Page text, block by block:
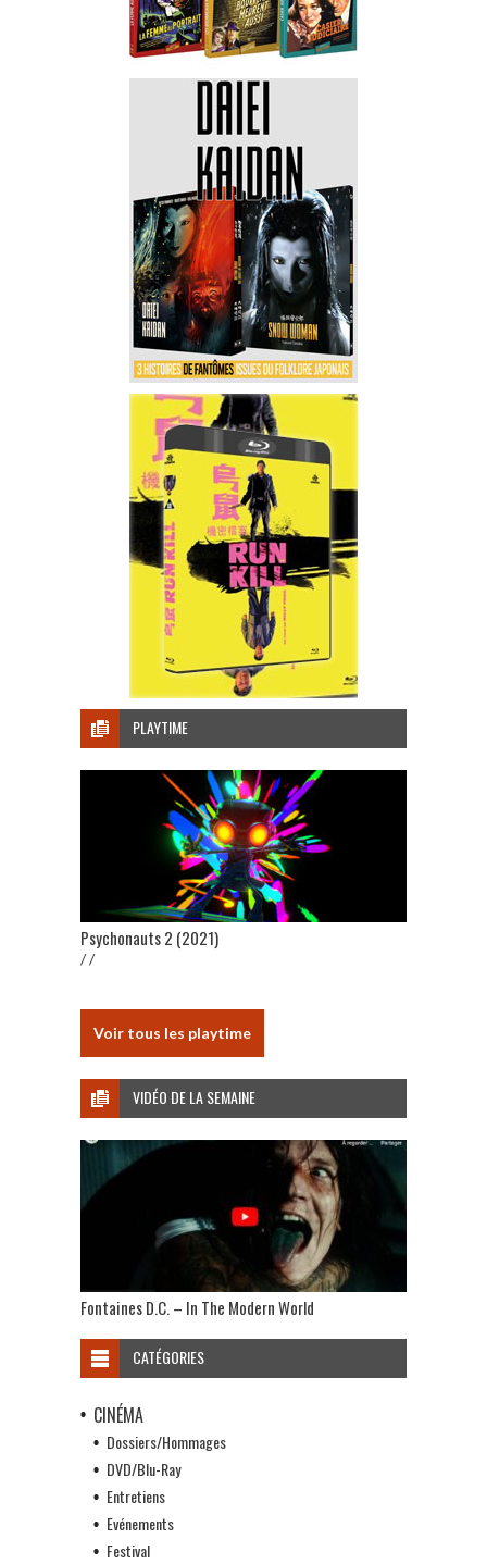
PLAYTIME
Psychonauts 2 (2021)
/ /
Voir tous les playtime
VIDÉO DE LA SEMAINE
Fontaines D.C. – In The Modern World
CATÉGORIES
CINÉMA
Dossiers/Hommages
DVD/Blu-Ray
Entretiens
Evénements
Festival